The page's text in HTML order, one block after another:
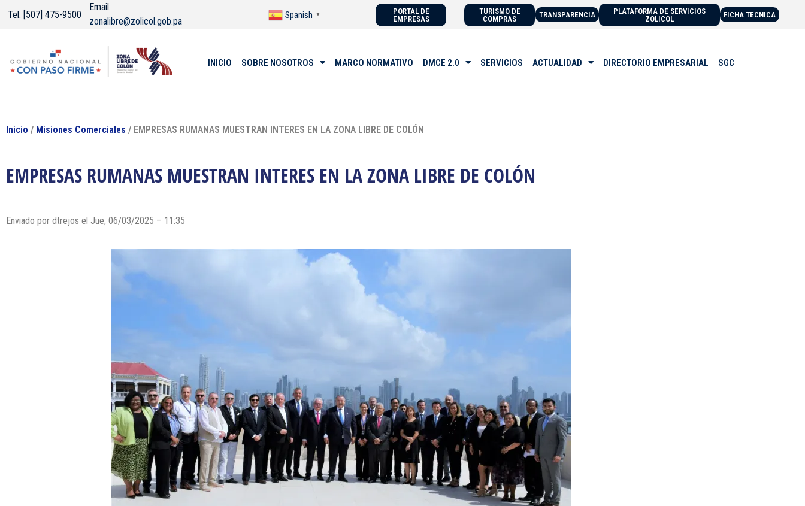
Tel: [507] 475-9500
Email:
zonalibre@zolicol.gob.pa
Spanish ▼
PORTAL DE
EMPRESAS
TURISMO DE
COMPRAS
TRANSPARENCIA
PLATAFORMA DE SERVICIOS
ZOLICOL
FICHA TECNICA
INICIO SOBRE NOSOTROS MARCO NORMATIVO DMCE 2.0 SERVICIOS ACTUALIDAD DIRECTORIO EMPRESARIAL SGC
Inicio / Misiones Comerciales / EMPRESAS RUMANAS MUESTRAN INTERES EN LA ZONA LIBRE DE COLÓN
EMPRESAS RUMANAS MUESTRAN INTERES EN LA ZONA LIBRE DE COLÓN
Enviado por dtrejos el Jue, 06/03/2025 – 11:35